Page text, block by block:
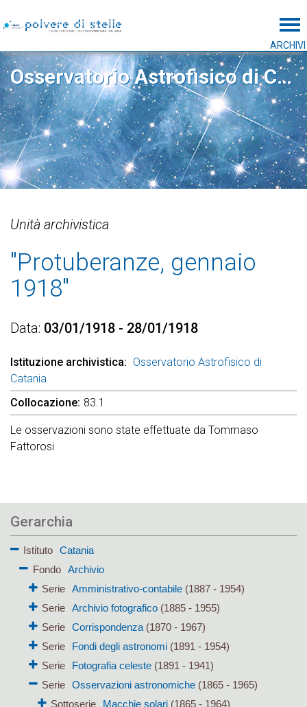
ARCHIVI
Osservatorio Astrofisico di Catania
Unità archivistica
"Protuberanze, gennaio
1918"
Data 03/01/1918 - 28/01/1918
Istituzione archivistica
Osservatorio Astrofisico di
Catania
Collocazione 83.1
Le osservazioni sono state effettuate da Tommaso
Fattorosi
Gerarchia
Istituto
Catania
Fondo
Archivio
Serie Amministrativo-contabile(1887 - 1954)
Serie Archivio fotografico(1885 - 1955)
Serie Corrispondenza(1870 - 1967)
Serie
Fondi degli astronomi(1891 - 1954)
Serie
Fotografia celeste(1891 - 1941)
Serie Osservazioni astronomiche(1865 - 1965)
Sottoserie
Macchie solari (1865 - 1964)